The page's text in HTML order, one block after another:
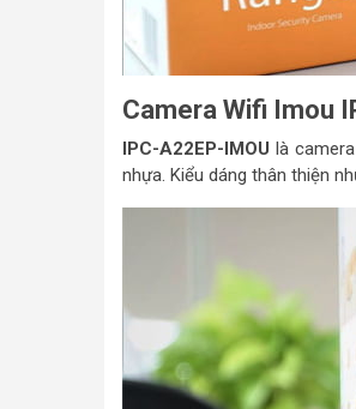
Camera Wifi Imou
IPC-A22EP-IMOU là
nhựa. Kiểu dáng thân thiện